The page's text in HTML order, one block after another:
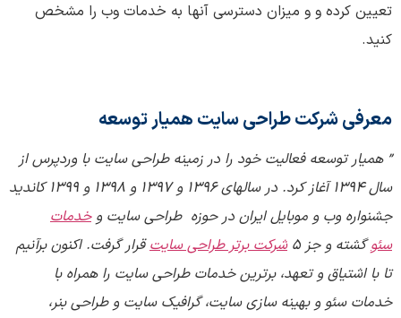
تعیین کرده و و میزان دسترسی آنها به خدمات وب را مشخص
کنید.
معرفی شرکت طراحی سایت همیار توسعه
”همیار توسعه فعالیت خود را در زمینه طراحی سایت با وردپرس از
سال1394 آغاز کرد. در سالهای1396 و1397 و و
کاندید
جشنواره وب و موبایل ایران در حوزه طراحی سایت و خدمات
سئو گشته و جز ۵ شرکت برتر طراحی سایت قرار گرفت. اکنون برآنیم
تا با اشتیاق و تعهد، برترین خدمات طراحی سایت را همراه با
خدمات سئو و بهینه سازی سایت، گرافیک سایت و طراحی بنر،